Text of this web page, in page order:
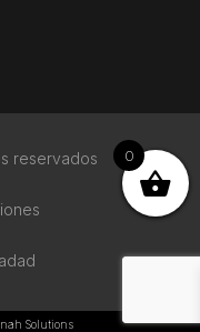
reservados
Solutions
0